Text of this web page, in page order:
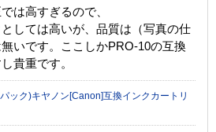
は高すぎるので、
しては高いが、品質は（写真の仕
いです。ここしかPRO-10の互換
貴重です。
ック)キヤノン[Canon]互換インクカートリ